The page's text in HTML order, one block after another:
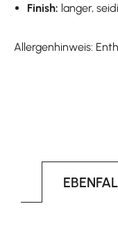
Finish: langer,
Allergenhinweis: